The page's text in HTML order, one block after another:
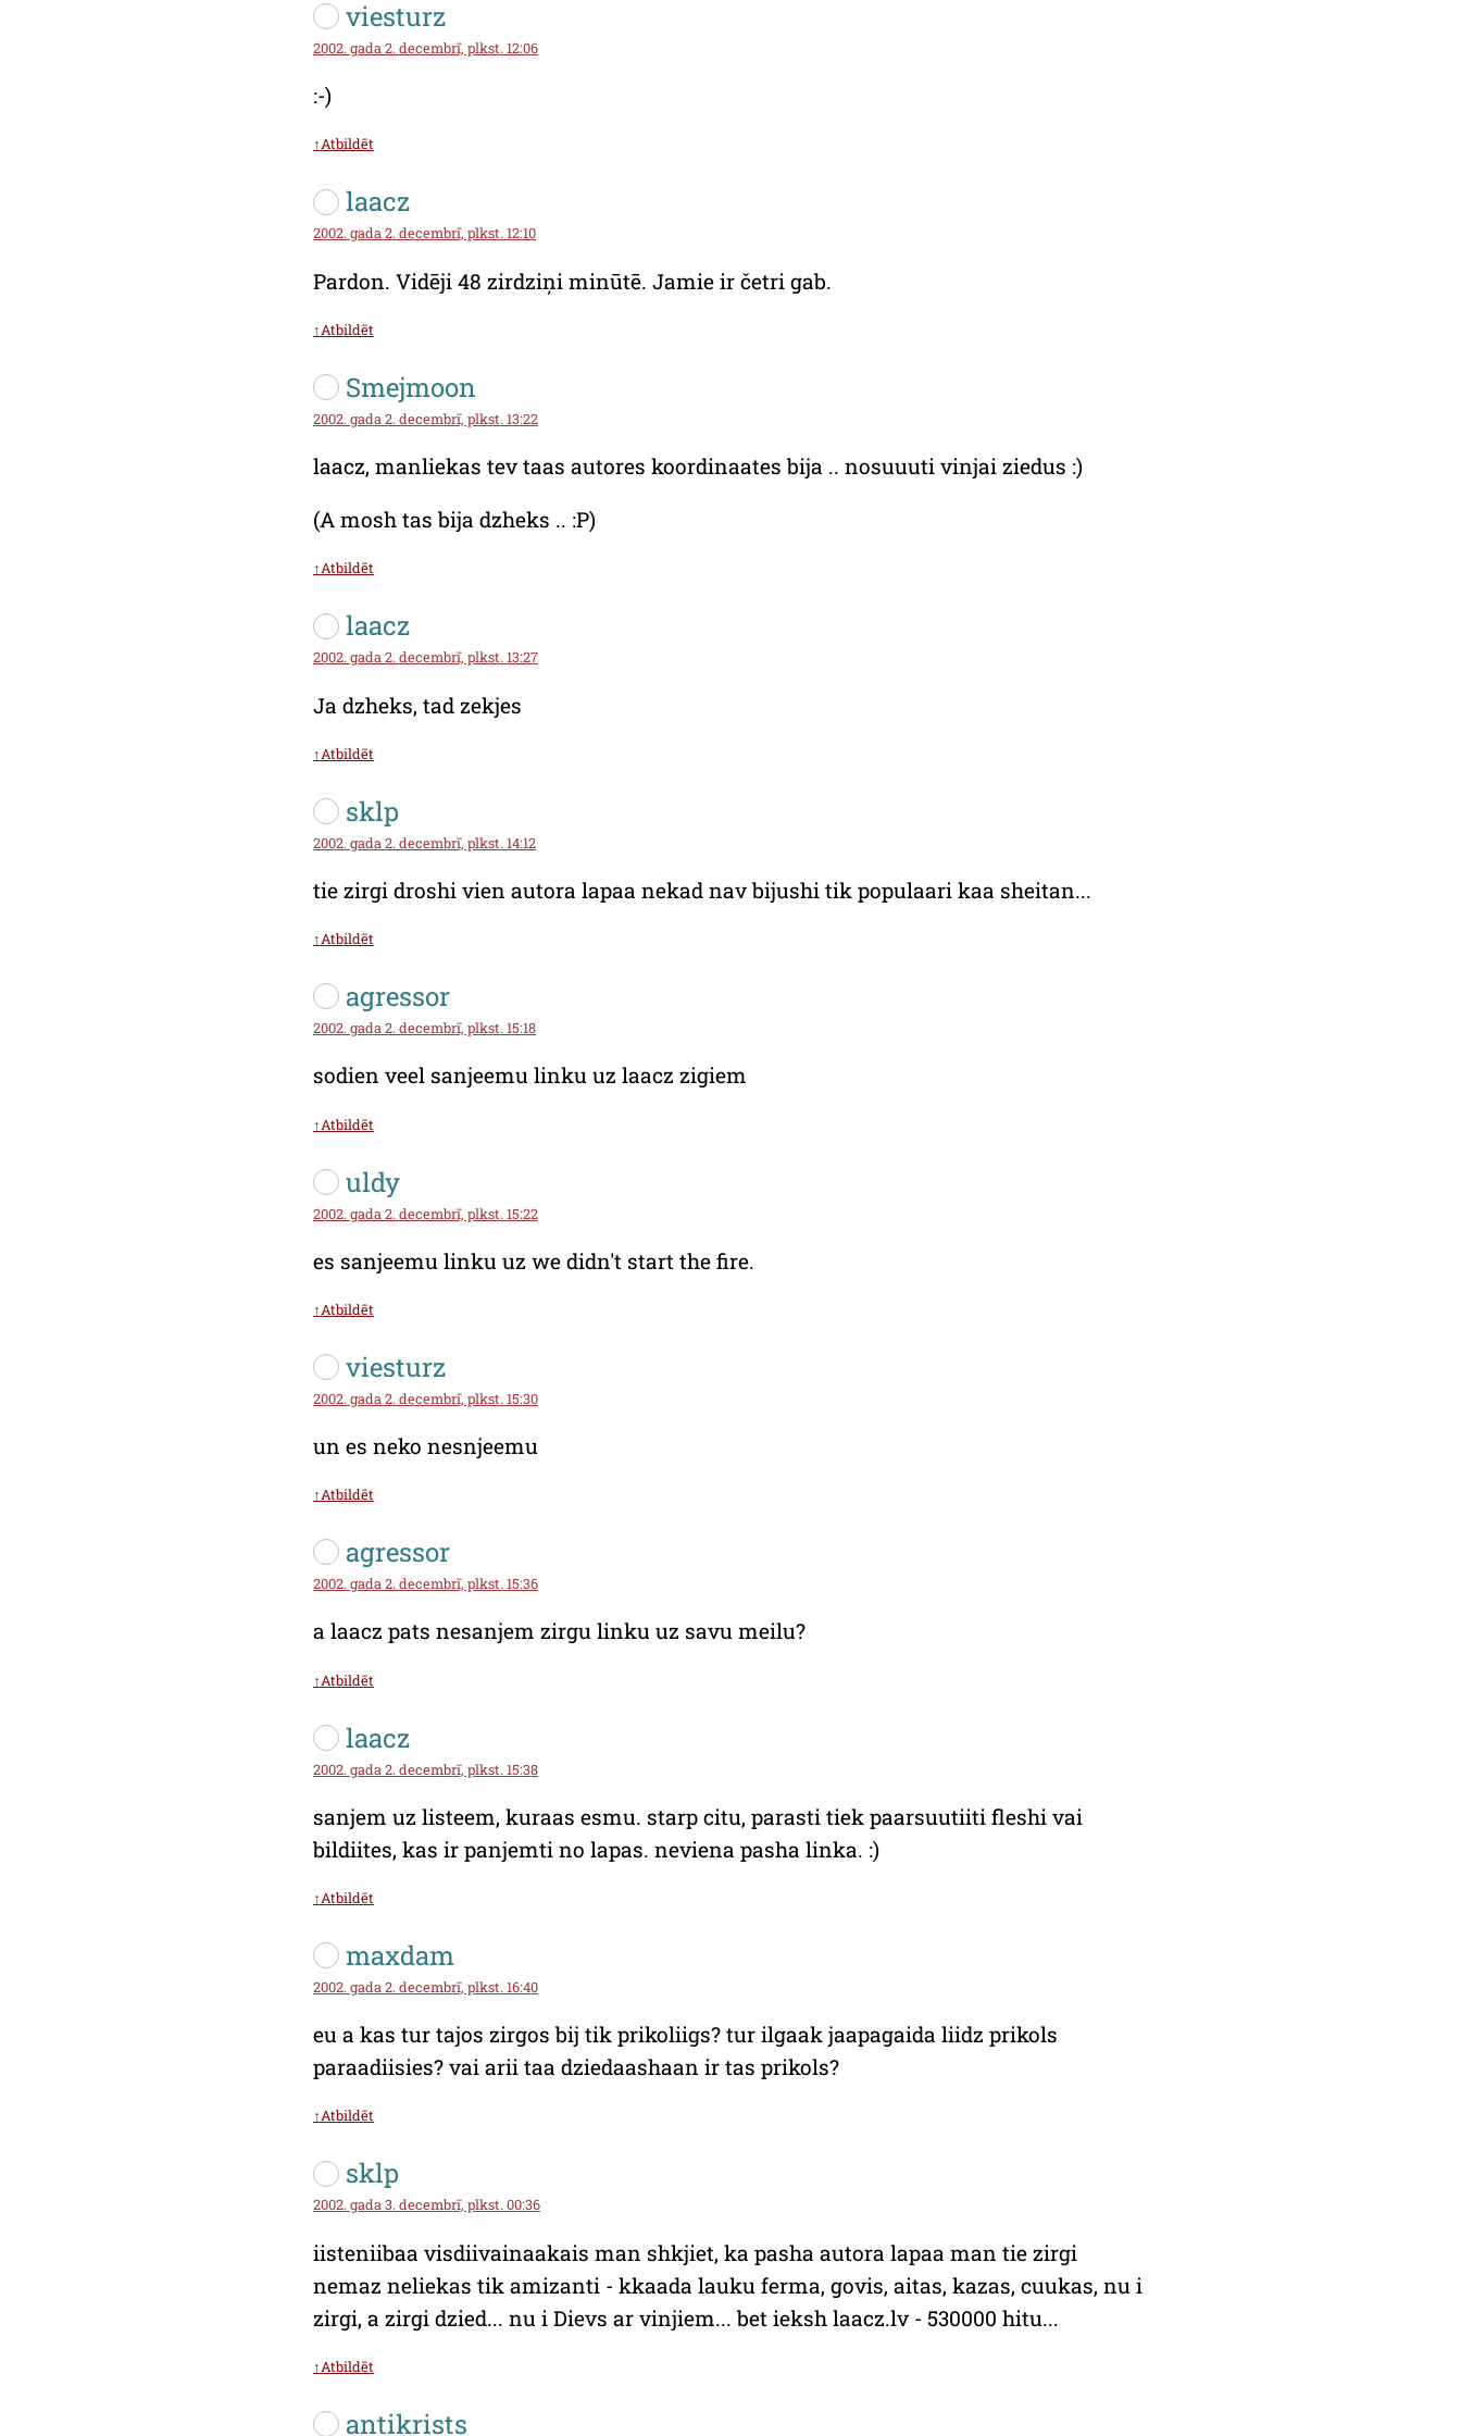
viesturz
2002. gada 2. decembrī, plkst. 12:06
:-)
↑Atbildēt
laacz
2002. gada 2. decembrī, plkst. 12:10
Pardon. Vidēji 48 zirdziņi minūtē. Jamie ir četri gab.
↑Atbildēt
Smejmoon
2002. gada 2. decembrī, plkst. 13:22
laacz, manliekas tev taas autores koordinaates bija .. nosuuuti vinjai ziedus :)
(A mosh tas bija dzheks .. :P)
↑Atbildēt
laacz
2002. gada 2. decembrī, plkst. 13:27
Ja dzheks, tad zekjes
↑Atbildēt
sklp
2002. gada 2. decembrī, plkst. 14:12
tie zirgi droshi vien autora lapaa nekad nav bijushi tik populaari kaa sheitan...
↑Atbildēt
agressor
2002. gada 2. decembrī, plkst. 15:18
sodien veel sanjeemu linku uz laacz zigiem
↑Atbildēt
uldy
2002. gada 2. decembrī, plkst. 15:22
es sanjeemu linku uz we didn't start the fire.
↑Atbildēt
viesturz
2002. gada 2. decembrī, plkst. 15:30
un es neko nesnjeemu
↑Atbildēt
agressor
2002. gada 2. decembrī, plkst. 15:36
a laacz pats nesanjem zirgu linku uz savu meilu?
↑Atbildēt
laacz
2002. gada 2. decembrī, plkst. 15:38
sanjem uz listeem, kuraas esmu. starp citu, parasti tiek paarsuutiiti fleshi vai
bildiites, kas ir panjemti no lapas. neviena pasha linka. :)
↑Atbildēt
maxdam
2002. gada 2. decembrī, plkst. 16:40
eu a kas tur tajos zirgos bij tik prikoliigs? tur ilgaak jaapagaida liidz prikols
paraadiisies? vai arii taa dziedaashaan ir tas prikols?
↑Atbildēt
sklp
2002. gada 3. decembrī, plkst. 00:36
iisteniibaa visdiivainaakais man shkjiet, ka pasha autora lapaa man tie zirgi
nemaz neliekas tik amizanti - kkaada lauku ferma, govis, aitas, kazas, cuukas, nu i
zirgi, a zirgi dzied... nu i Dievs ar vinjiem... bet ieksh laacz.lv - 530000 hitu...
↑Atbildēt
antikrists